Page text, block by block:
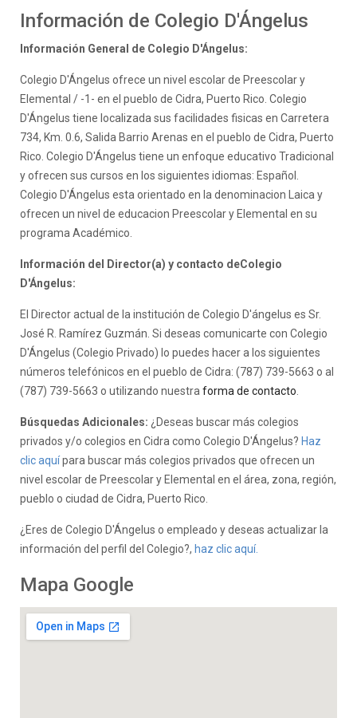
Información de Colegio D'Ángelus
Información General de Colegio D'Ángelus:
Colegio D'Ángelus ofrece un nivel escolar de Preescolar y
Elemental / -1- en el pueblo de Cidra, Puerto Rico. Colegio
D'Ángelus tiene localizada sus facilidades fisicas en Carretera
734, Km. 0.6, Salida Barrio Arenas en el pueblo de Cidra, Puerto
Rico. Colegio D'Ángelus tiene un enfoque educativo Tradicional
y ofrecen sus cursos en los siguientes idiomas: Español.
Colegio D'Ángelus esta orientado en la denominacion Laica y
ofrecen un nivel de educacion Preescolar y Elemental en su
programa Académico.
Información del Director(a) y contacto deColegio
D'Ángelus:
El Director actual de la institución de Colegio D'ángelus es Sr.
José R. Ramírez Guzmán. Si deseas comunicarte con Colegio
D'Ángelus (Colegio Privado) lo puedes hacer a los siguientes
números telefónicos en el pueblo de Cidra: (787) 739-5663 o al
(787) 739-5663 o utilizando nuestra forma de contacto
Búsquedas Adicionales: ¿Deseas buscar más colegios
privados y/o colegios en Cidra como Colegio D'Ángelus? Haz
clic aquípara buscar más colegios privados que ofrecen un
nivel escolar de Preescolar y Elemental en el área, zona, región,
pueblo o ciudad de Cidra, Puerto Rico.
¿Eres de Colegio D'Ángelus o empleado y deseas actualizar la
información del perfil del Colegio?, haz clic aquí.
Mapa Google